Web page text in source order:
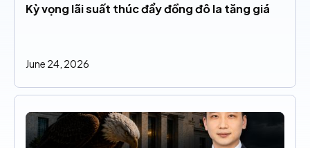
Kỳ vọng lãi suất thúc đẩy đồng đô la tăng giá
June 24, 2026